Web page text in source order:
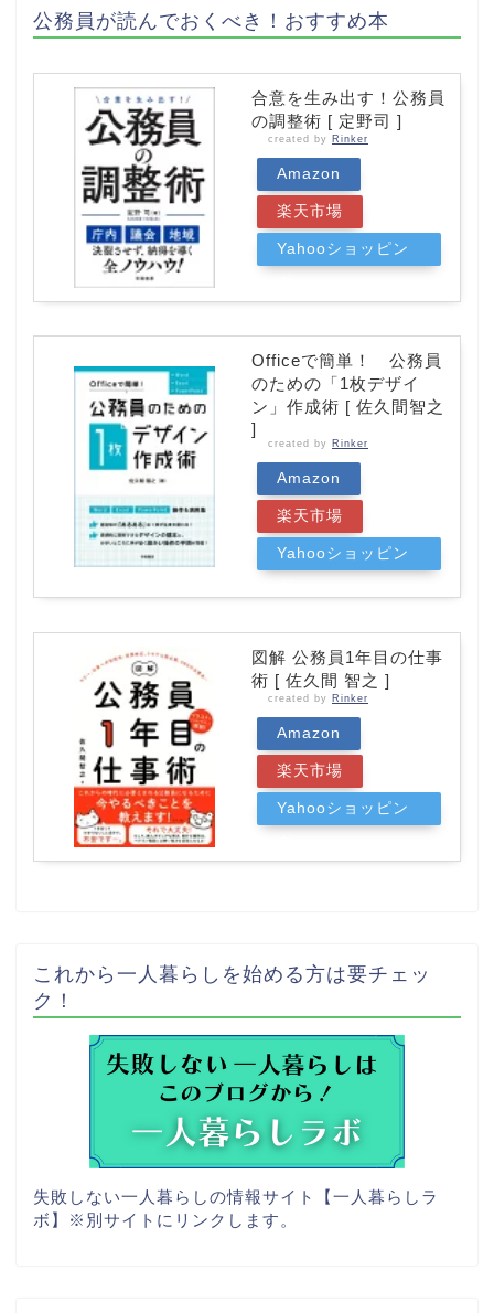
公務員が読んでおくべき！おすすめ本
合意を生み出す！公務員
の調整術 [ 定野司 ]
created by Rinker
Amazon
楽天市場
Yahooショッピン
Officeで簡単！ 公務員
のための「1枚デザイ
ン」作成術 [ 佐久間智之
]
created by Rinker
Amazon
楽天市場
Yahooショッピン
図解 公務員1年目の仕事
術 [ 佐久間 智之 ]
created by Rinker
Amazon
楽天市場
Yahooショッピン
これから一人暮らしを始める方は要チェッ
ク！
失敗しない一人暮らしの情報サイト【一人暮らしラ
ボ】
※別サイトにリンクします。